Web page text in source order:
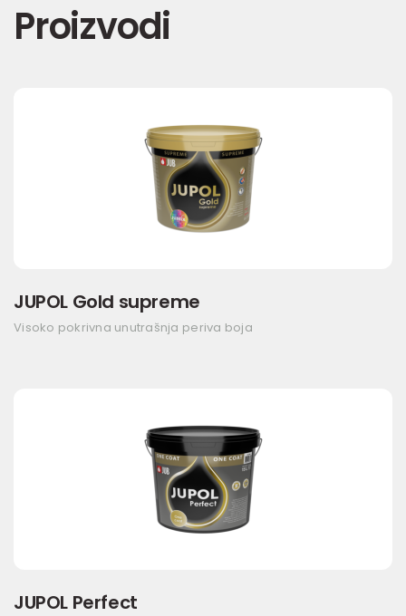
Proizvodi
JUPOL Gold supreme
Visoko pokrivna unutrašnja periva boja
JUPOL Perfect